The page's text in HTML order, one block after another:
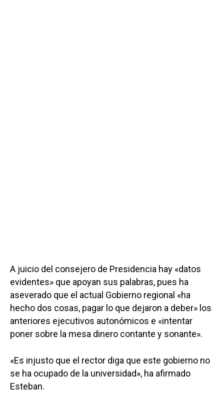
A juicio del consejero de Presidencia hay «datos
evidentes» que apoyan sus palabras, pues ha
aseverado que el actual Gobierno regional «ha
hecho dos cosas, pagar lo que dejaron a deber» los
anteriores ejecutivos autonómicos e «intentar
poner sobre la mesa dinero contante y sonante».
«Es injusto que el rector diga que este gobierno no
se ha ocupado de la universidad», ha afirmado
Esteban.